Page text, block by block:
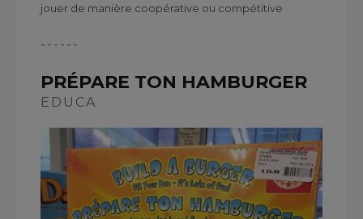
jouer de manière coopérative ou compétitive
------
PRÉPARE TON HAMBURGER
EDUCA